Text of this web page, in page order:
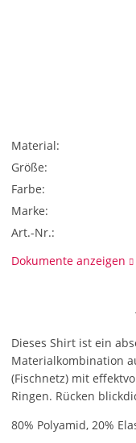
Material:
Größe:
Farbe:
Marke:
Art.-Nr.:
Dokumente anzeigen
Dieses Shirt ist ein
Materialkombination
(Fischnetz) mit
Ringen. Rücken
80% Polyamid, 20%